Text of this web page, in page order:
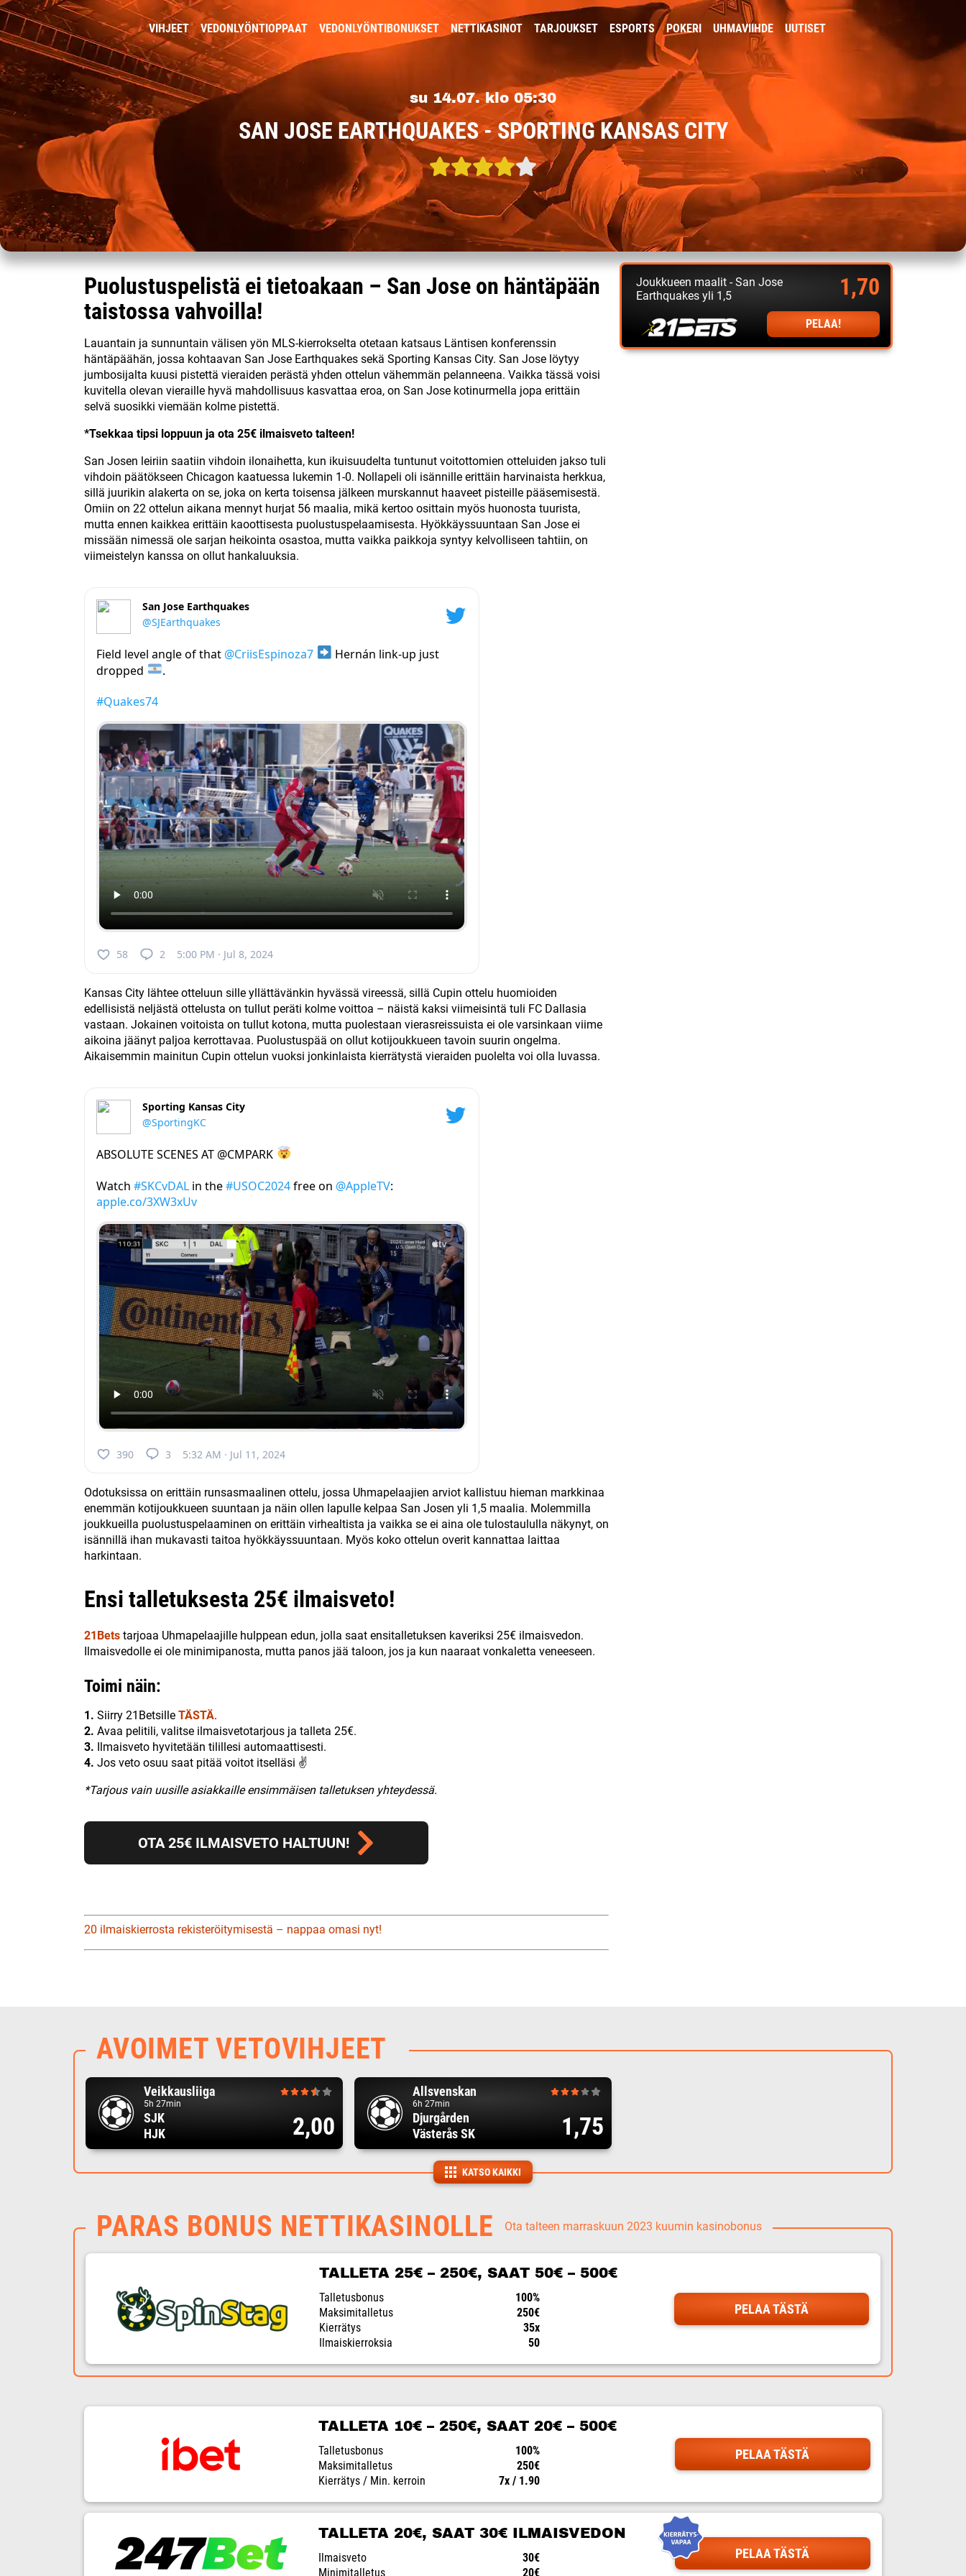
VIHJEET VEDONLYÖNTIOPPAAT VEDONLYÖNTIBONUKSET NETTIKASINOT TARJOUKSET ESPORTS POKERI UHMAVIIHDE UUTISET
su 14.07. klo 05:30
SAN JOSE EARTHQUAKES - SPORTING KANSAS CITY
Joukkueen maalit - San Jose
Earthquakes yli 1,5
1,70
PELAA!
Puolustuspelistä ei tietoakaan – San Jose on häntäpään
taistossa vahvoilla!
Lauantain ja sunnuntain välisen yön MLS-kierrokselta otetaan katsaus Läntisen konferenssin
häntäpäähän, jossa kohtaavan San Jose Earthquakes sekä Sporting Kansas City. San Jose löytyy
jumbosijalta kuusi pistettä vieraiden perästä yhden ottelun vähemmän pelanneena. Vaikka tässä voisi
kuvitella olevan vieraille hyvä mahdollisuus kasvattaa eroa, on San Jose kotinurmella jopa erittäin
selvä suosikki viemään kolme pistettä.
*Tsekkaa tipsi loppuun ja ota 25€ ilmaisveto talteen!
San Josen leiriin saatiin vihdoin ilonaihetta, kun ikuisuudelta tuntunut voitottomien otteluiden jakso tuli
vihdoin päätökseen Chicagon kaatuessa lukemin 1-0. Nollapeli oli isännille erittäin harvinaista herkkua,
sillä juurikin alakerta on se, joka on kerta toisensa jälkeen murskannut haaveet pisteille pääsemisestä.
Omiin on 22 ottelun aikana mennyt hurjat 56 maalia, mikä kertoo osittain myös huonosta tuurista,
mutta ennen kaikkea erittäin kaoottisesta puolustuspelaamisesta. Hyökkäyssuuntaan San Jose ei
missään nimessä ole sarjan heikointa osastoa, mutta vaikka paikkoja syntyy kelvolliseen tahtiin, on
viimeistelyn kanssa on ollut hankaluuksia.
San Jose Earthquakes
@SJEarthquakes
Field level angle of that @CriisEspinoza7
Hernán link-up just
dropped
.
#Quakes74
58 2 5:00 PM · Jul 8, 2024
Kansas City lähtee otteluun sille yllättävänkin hyvässä vireessä, sillä Cupin ottelu huomioiden
edellisistä neljästä ottelusta on tullut peräti kolme voittoa – näistä kaksi viimeisintä tuli FC Dallasia
vastaan. Jokainen voitoista on tullut kotona, mutta puolestaan vierasreissuista ei ole varsinkaan viime
aikoina jäänyt paljoa kerrottavaa. Puolustuspää on ollut kotijoukkueen tavoin suurin ongelma.
Aikaisemmin mainitun Cupin ottelun vuoksi jonkinlaista kierrätystä vieraiden puolelta voi olla luvassa.
Sporting Kansas City
@SportingKC
ABSOLUTE SCENES AT @CMPARK
Watch #SKCvDAL in the#USOC2024free on @AppleTV:
apple.co/3XW3xUv
390 3 5:32 AM · Jul 11, 2024
Odotuksissa on erittäin runsasmaalinen ottelu, jossa Uhmapelaajien arviot kallistuu hieman markkinaa
enemmän kotijoukkueen suuntaan ja näin ollen lapulle kelpaa San Josen yli 1,5 maalia. Molemmilla
joukkueilla puolustuspelaaminen on erittäin virhealtista ja vaikka se ei aina ole tulostaululla näkynyt, on
isännillä ihan mukavasti taitoa hyökkäyssuuntaan. Myös koko ottelun overit kannattaa laittaa
harkintaan.
Ensi talletuksesta 25€ ilmaisveto!
21Bets tarjoaa Uhmapelaajille hulppean edun, jolla saat ensitalletuksen kaveriksi 25€ ilmaisvedon.
Ilmaisvedolle ei ole minimipanosta, mutta panos jää taloon, jos ja kun naaraat vonkaletta veneeseen.
Toimi näin:
1. Siirry 21Betsille TÄSTÄ.
2. Avaa pelitili, valitse ilmaisvetotarjous ja talleta 25€.
3. Ilmaisveto hyvitetään tilillesi automaattisesti.
4. Jos veto osuu saat pitää voitot itselläsi ✌
*Tarjous vain uusille asiakkaille ensimmäisen talletuksen yhteydessä.
OTA 25€ ILMAISVETO HALTUUN!
20 ilmaiskierrosta rekisteröitymisestä – nappaa omasi nyt!
AVOIMET VETOVIHJEET
Veikkausliiga
5h 27min
SJK
HJK
2,00
Allsvenskan
6h 27min
Djurgården
Västerås SK
1,75
KATSO KAIKKI
PARAS BONUS NETTIKASINOLLE Ota talteen marraskuun 2023 kuumin kasinobonus
TALLETA 25€ – 250€, SAAT 50€ – 500€
Talletusbonus
100%
Maksimitalletus
250€
Kierrätys
35x
Ilmaiskierroksia
50
PELAA TÄSTÄ
TALLETA 10€ – 250€, SAAT 20€ – 500€
Talletusbonus
100%
Maksimitalletus
250€
Kierrätys / Min. kerroin
7x / 1.90
PELAA TÄSTÄ
TALLETA 20€, SAAT 30€ ILMAISVEDON
Ilmaisveto
30€
Minimitalletus
20€
PELAA TÄSTÄ